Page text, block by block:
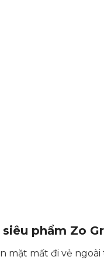
phẩm Zo
mặt mất đi vẻ